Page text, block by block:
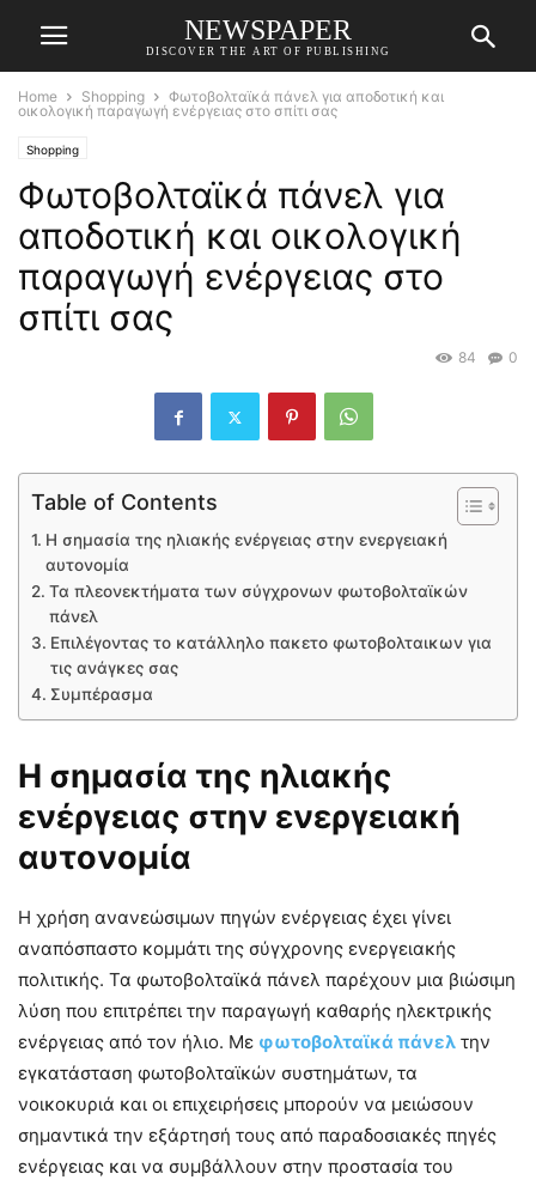
NEWSPAPER
DISCOVER THE ART OF PUBLISHING
Home Shopping
Φωτοβολταϊκά πάνελ για αποδοτική και
οικολογική παραγωγή ενέργειας στο σπίτι σας
Shopping
Φωτοβολταϊκά πάνελ για
αποδοτική και οικολογική
παραγωγή ενέργειας στο
σπίτι σας
0
84
Table of Contents
Η σημασία της ηλιακής ενέργειας στην ενεργειακή
αυτονομία
Τα πλεονεκτήματα των σύγχρονων φωτοβολταϊκών
πάνελ
Επιλέγοντας το κατάλληλο πακετο φωτοβολταικων για
τις ανάγκες σας
Συμπέρασμα
Η σημασία της ηλιακής
ενέργειας στην ενεργειακή
αυτονομία
Η χρήση ανανεώσιμων πηγών ενέργειας έχει γίνει
αναπόσπαστο κομμάτι της σύγχρονης ενεργειακής
πολιτικής. Τα φωτοβολταϊκά πάνελ παρέχουν μια βιώσιμη
λύση που επιτρέπει την παραγωγή καθαρής ηλεκτρικής
ενέργειας από τον ήλιο. Με φωτοβολταϊκά πάνελ την
εγκατάσταση φωτοβολταϊκών συστημάτων, τα
νοικοκυριά και οι επιχειρήσεις μπορούν να μειώσουν
σημαντικά την εξάρτησή τους από παραδοσιακές πηγές
ενέργειας και να συμβάλλουν στην προστασία του